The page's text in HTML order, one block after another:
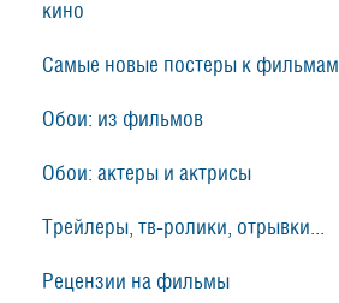
кино
Самые новые постеры к фильмам
Обои: из фильмов
Обои: актеры и актрисы
Трейлеры, тв-ролики, отрывки...
Рецензии на фильмы